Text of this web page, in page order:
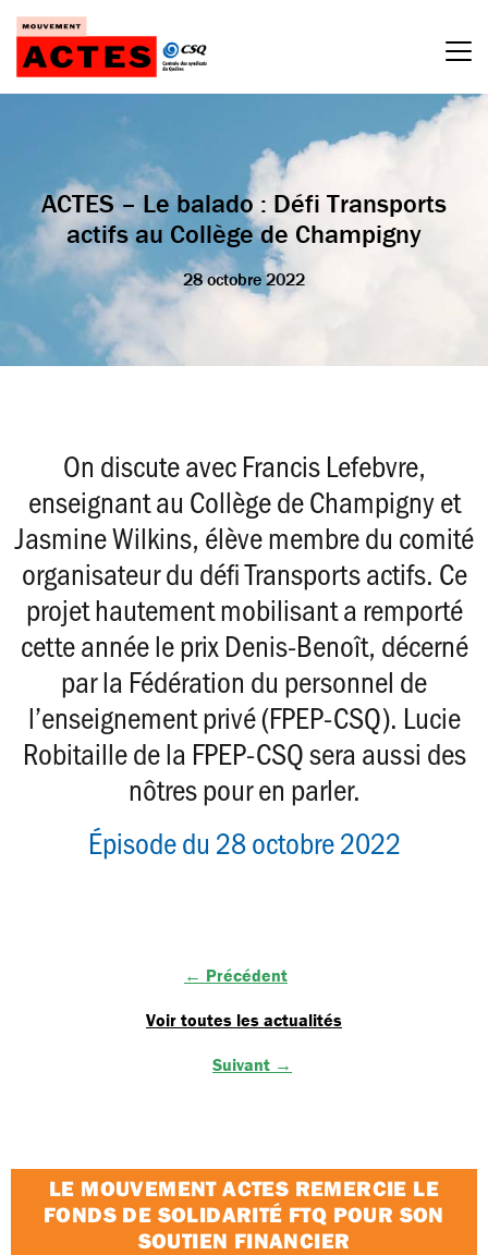
Passer
contenu
ACTES – Le balado : Défi Transports
actifs au Collège de Champigny
28 octobre 2022
On discute avec Francis Lefebvre,
enseignant au Collège de Champigny et
Jasmine Wilkins, élève membre du comité
organisateur du défi Transports actifs. Ce
projet hautement mobilisant a remporté
cette année le prix Denis-Benoît, décerné
par la Fédération du personnel de
l’enseignement privé (FPEP-CSQ). Lucie
Robitaille de la FPEP-CSQ sera aussi des
nôtres pour en parler.
Épisode du 28 octobre 2022
← Précédent
Voir toutes les actualités
Suivant →
LE MOUVEMENT ACTES REMERCIE LE
FONDS DE SOLIDARITÉ FTQ POUR SON
SOUTIEN FINANCIER